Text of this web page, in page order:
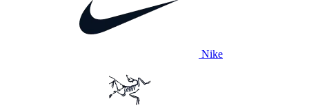
Nike